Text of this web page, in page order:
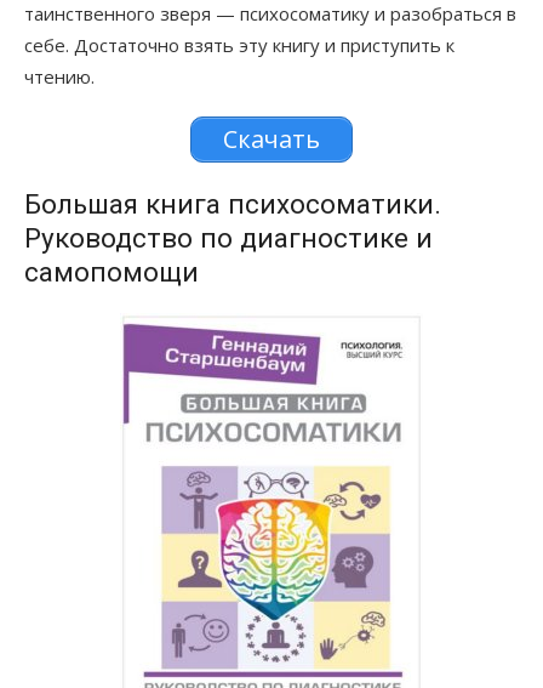
таинственного зверя — психосоматику и разобраться в
себе. Достаточно взять эту книгу и приступить к
чтению.
Скачать
Большая книга психосоматики.
Руководство по диагностике и
самопомощи